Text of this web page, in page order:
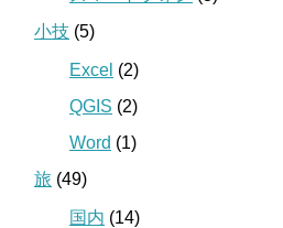
小技 (5)
Excel (2)
QGIS (2)
Word (1)
旅 (49)
国内 (14)